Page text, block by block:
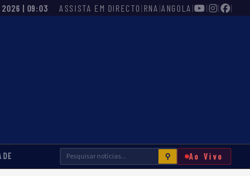
2026 | 09:03 ASSISTA EM DIRECTO | RNA |ANGOLA | | | |
⚲ Ao Vivo